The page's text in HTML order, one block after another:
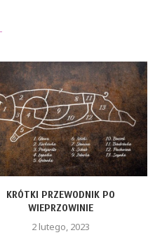
KRÓTKI PRZEWODNIK PO
WIEPRZOWINIE
2 lutego, 2023